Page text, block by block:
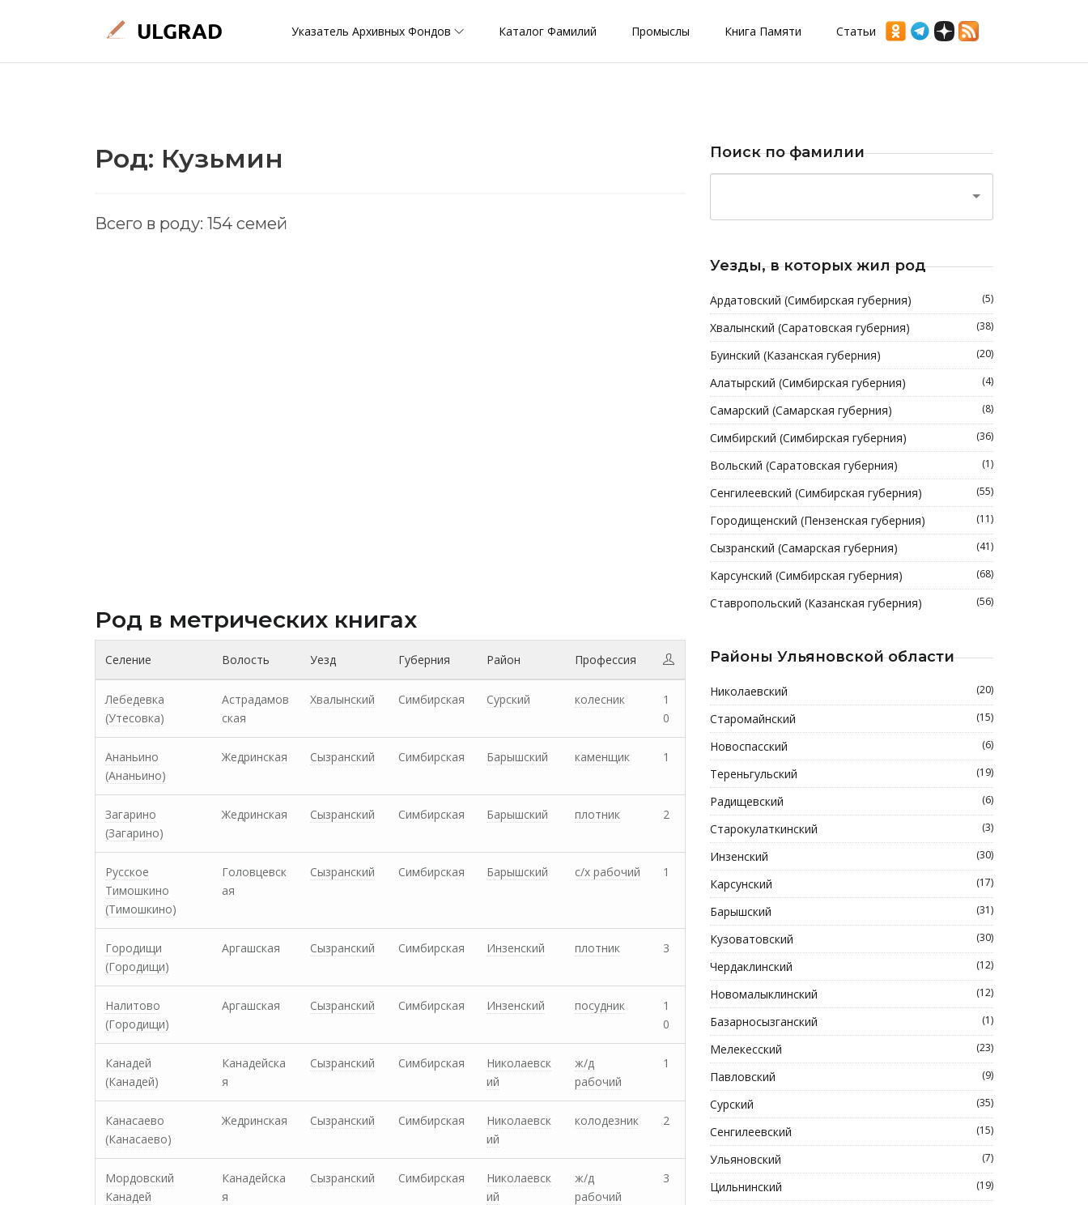
Указатель Архивных Фондов Каталог Фамилий Промыслы Книга Памяти Статьи
Род: Кузьмин
Всего в роду: 154 семей
Род в метрических книгах
Селение Волость Уезд Губерния Район Профессия
Лебедевка
(Утесовка)
Астрадамов
ская
Хвалынский Симбирская Сурский колесник
1
0
Ананьино
(Ананьино)
Жедринская Сызранский Симбирская Барышский каменщик 1
Загарино
(Загарино)
Жедринская Сызранский Симбирская Барышский плотник 2
Русское
Тимошкино
(Тимошкино)
Головцевск
ая
Сызранский Симбирская Барышский с/х рабочий 1
Городищи
(Городищи)
Аргашская Сызранский Симбирская Инзенский плотник 3
Налитово
(Городищи)
Аргашская Сызранский Симбирская Инзенский посудник
1
0
Канадей
(Канадей)
Канадейска
я
Сызранский Симбирская
Николаевск
ий
ж/д
рабочий
1
Канасаево
(Канасаево)
Жедринская Сызранский Симбирская
Николаевск
ий
колодезник 2
Мордовский
Канадей
Канадейска
я
Сызранский Симбирская
Николаевск
ий
ж/д
рабочий
3
Поиск по фамилии
Уезды, в которых жил род
Ардатовский (Симбирская губерния) (5)
Хвалынский (Саратовская губерния) (38)
Буинский (Казанская губерния) (20)
Алатырский (Симбирская губерния) (4)
Самарский (Самарская губерния) (8)
Симбирский (Симбирская губерния) (36)
Вольский (Саратовская губерния) (1)
Сенгилеевский (Симбирская губерния) (55)
Городищенский (Пензенская губерния) (11)
Сызранский (Самарская губерния) (41)
Карсунский (Симбирская губерния) (68)
Ставропольский (Казанская губерния) (56)
Районы Ульяновской области
Николаевский (20)
Старомайнский (15)
Новоспасский (6)
Тереньгульский (19)
Радищевский (6)
Старокулаткинский (3)
Инзенский (30)
Карсунский (17)
Барышский (31)
Кузоватовский (30)
Чердаклинский (12)
Новомалыклинский (12)
Базарносызганский (1)
Мелекесский (23)
Павловский (9)
Сурский (35)
Сенгилеевский (15)
Ульяновский (7)
Цильнинский (19)